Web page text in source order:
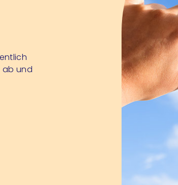
ab und